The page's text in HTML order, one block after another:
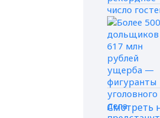
Смотреть